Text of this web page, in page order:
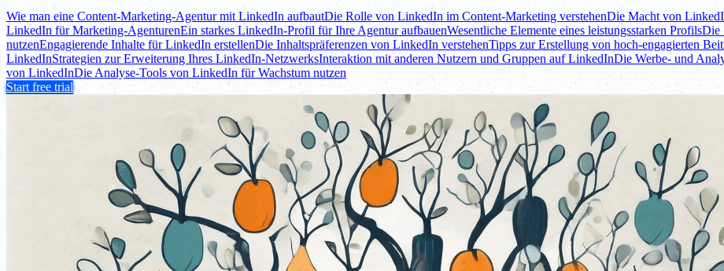
Wie man eine Content-Marketing-Agentur mit LinkedIn aufbautDie Rolle von LinkedIn im Content-Marketing verstehenDie Macht von
LinkedIn für Marketing-AgenturenEin starkes LinkedIn-Profil für Ihre Agentur aufbauenWesentliche Elemente eines leistungsstarken ProfilsDie
nutzenEngagierende Inhalte für LinkedIn erstellenDie Inhaltspräferenzen von LinkedIn verstehenTipps zur Erstellung von hoch-engagierten
LinkedInStrategien zur Erweiterung Ihres LinkedIn-NetzwerksInteraktion mit anderen Nutzern und Gruppen auf LinkedInDie Werbe- und
von LinkedInDie Analyse-Tools von LinkedIn für Wachstum nutzen
Start free trial